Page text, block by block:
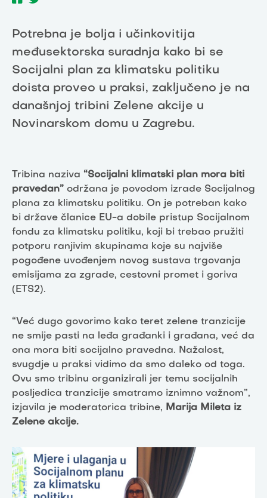
Potrebna je bolja i učinkovitija
međusektorska suradnja kako bi se
Socijalni plan za klimatsku politiku
doista proveo u praksi, zaključeno je na
današnjoj tribini Zelene akcije u
Novinarskom domu u Zagrebu.
Tribina naziva “Socijalni klimatski plan mora biti
pravedan” održana je povodom izrade Socijalnog
plana za klimatsku politiku. On je potreban kako
bi države članice EU-a dobile pristup Socijalnom
fondu za klimatsku politiku, koji bi trebao pružiti
potporu ranjivim skupinama koje su najviše
pogođene uvođenjem novog sustava trgovanja
emisijama za zgrade, cestovni promet i goriva
(ETS2).
“Već dugo govorimo kako teret zelene tranzicije
ne smije pasti na leđa građanki i građana, već da
ona mora biti socijalno pravedna. Nažalost,
svugdje u praksi vidimo da smo daleko od toga.
Ovu smo tribinu organizirali jer temu socijalnih
posljedica tranzicije smatramo iznimno važnom”,
izjavila je moderatorica tribine, Marija Mileta iz
Zelene akcije.